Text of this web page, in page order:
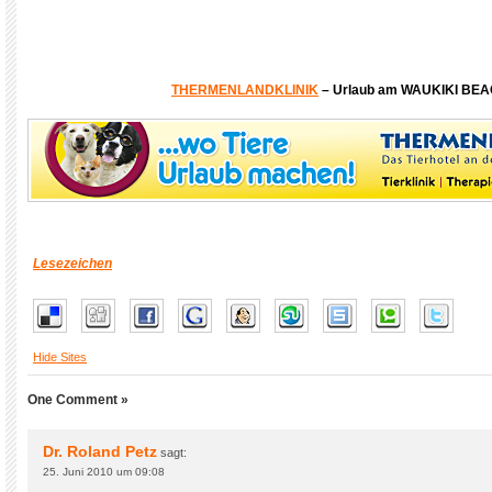
THERMENLANDKLINIK – Urlaub am WAUKIKI
Lesezeichen
Hide Sites
One Comment »
Dr. Roland Petz sagt:
25. Juni 2010 um 09:08